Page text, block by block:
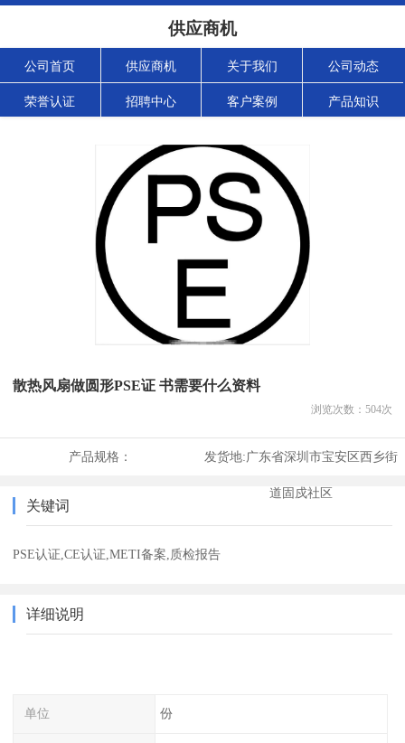
供应商机
公司首页 供应商机 关于我们 公司动态
荣誉认证 招聘中心 客户案例 产品知识
散热风扇做圆形PSE证 书需要什么资料
浏览次数： 504次
产品规格： 发货地:广东省深圳市宝安区西乡街
道固戍社区
关键词
PSE认证,CE认证,METI备案,质检报告
详细说明
单位 份